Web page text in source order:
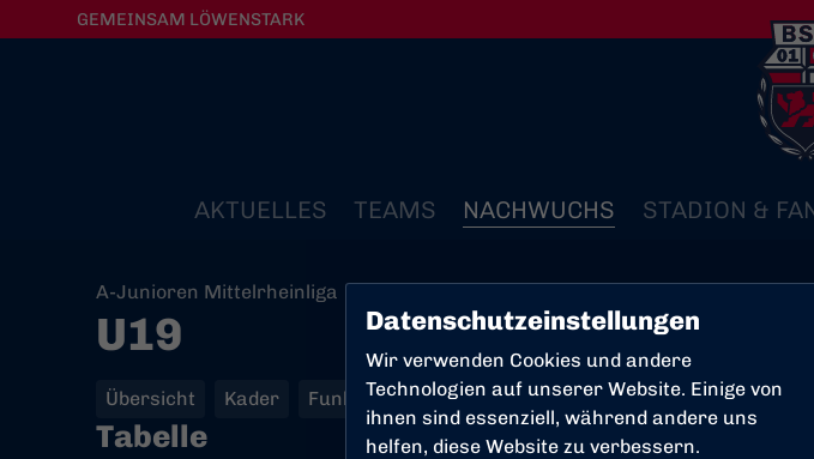
Datenschutzeinstellungen
Wir verwenden Cookies und andere
Technologien auf unserer Website. Einige von
ihnen sind essenziell, während andere uns
helfen, diese Website zu verbessern.
GEMEINSAM LÖWENSTARK
AKTUELLES TEAMS NACHWUCHS STADION &
A-Junioren Mittelrheinliga
U19
Übersicht Kader Funktionsteam Spielplan und Ergebnisse Tabelle
Tabelle